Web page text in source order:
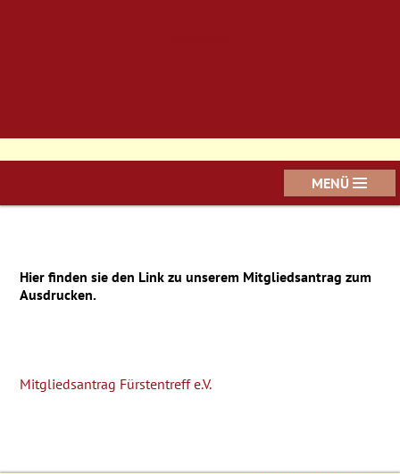
MENÜ
Hier finden sie den Link zu unserem Mitgliedsantrag zum
Ausdrucken.
Mitgliedsantrag Fürstentreff e.V.